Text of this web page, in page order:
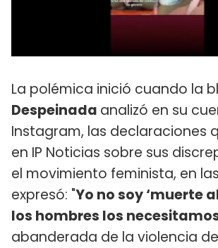
La polémica inició cuando la
Despeinada analizó en su
Instagram, las declaraciones
en IP Noticias sobre sus
el movimiento feminista, en
expresó: "Yo no soy ‘muerte
los hombres los
abanderada de la violencia